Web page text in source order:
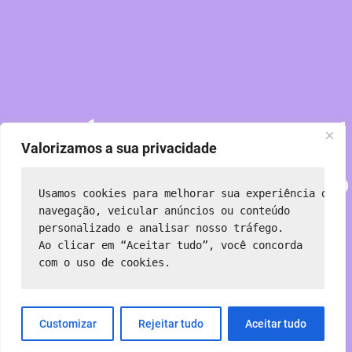
Valorizamos a sua privacidade
Usamos cookies para melhorar sua experiência de
navegação, veicular anúncios ou conteúdo
personalizado e analisar nosso tráfego.
Ao clicar em “Aceitar tudo”, você concorda
com o uso de cookies.
Customizar Rejeitar tudo Aceitar tudo
Perdoe nossa poeira!
Estamos trabalhando
em algo incrível —
volte em breve!